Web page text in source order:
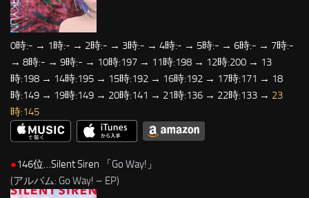
0時:- → 1時:- → 2時:- → 3時:- → 4時:- → 5時:- → 6時:- → 7時:-
→ 8時:- → 9時:- → 10時:197 → 11時:198 → 12時:200 → 13
時:198 → 14時:195 → 15時:192 → 16時:192 → 17時:171 → 18
時:149 → 19時:149 → 20時:141 → 21時:136 → 22時:133 → 23
時:145
●146位…Silent Siren 「 Go Way! 」
(アルバム: Go Way! – EP)